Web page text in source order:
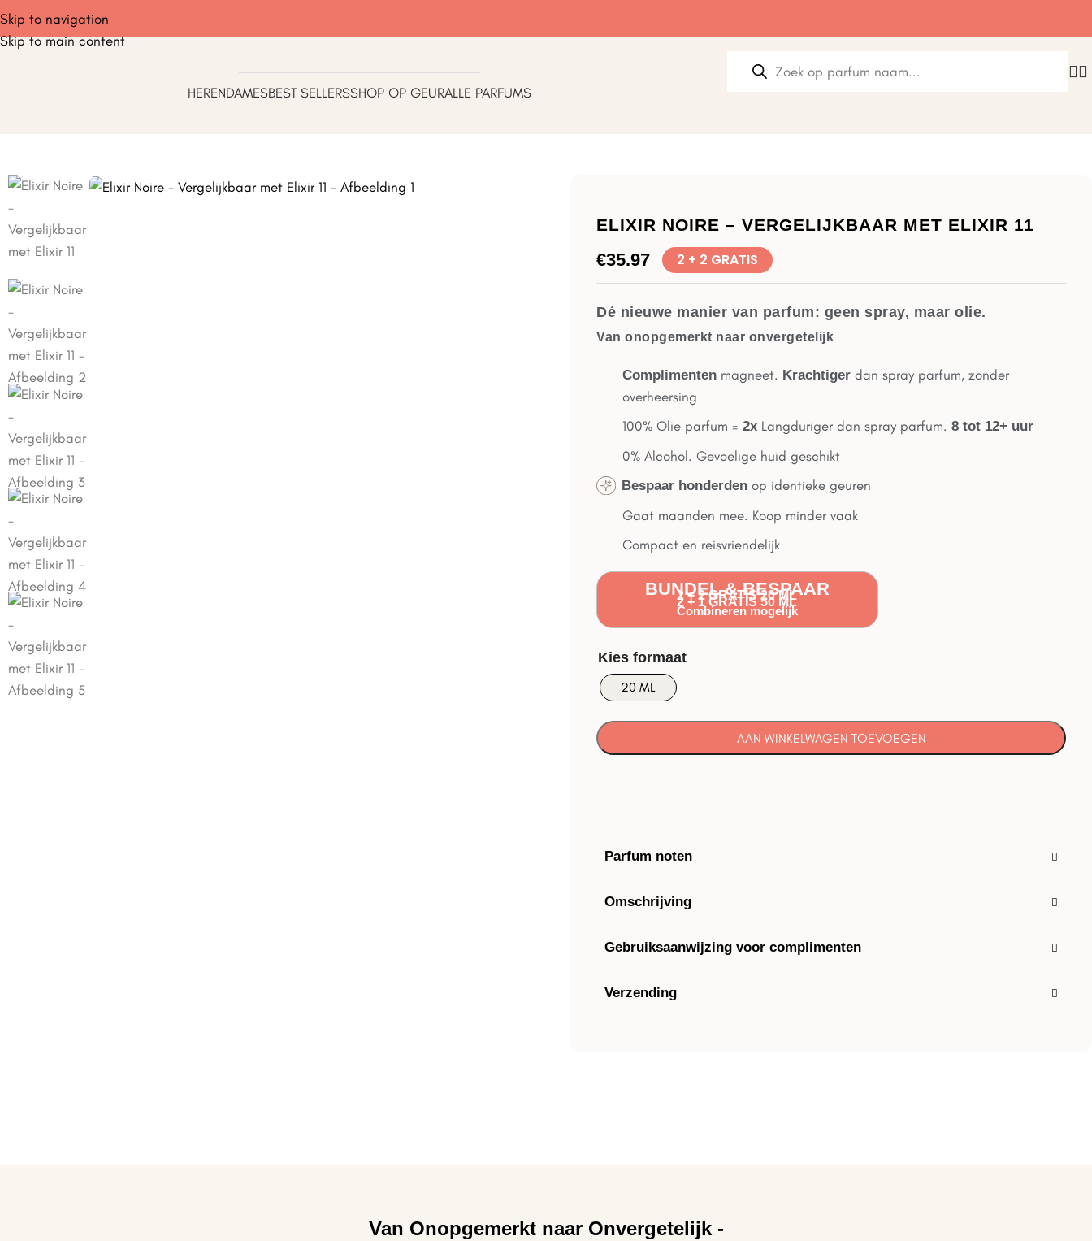
Skip to navigation
Skip to main content
HERENDAMESBEST SELLERSSHOP OP GEURALLE PARFUMS
ELIXIR NOIRE – VERGELIJKBAAR MET ELIXIR 11
€35.97 2 + 2 GRATIS
Dé nieuwe manier van parfum: geen spray, maar olie.
Van onopgemerkt naar onvergetelijk
Complimenten magneet. Krachtiger dan spray parfum, zonder
overheersing
100% Olie parfum = 2x Langduriger dan spray parfum. 8 tot 12+ uur
0% Alcohol. Gevoelige huid geschikt
Bespaar honderden op identieke geuren
Gaat maanden mee. Koop minder vaak
Compact en reisvriendelijk
BUNDEL & BESPAAR
2 + 2 GRATIS 20 ML
2 + 1 GRATIS 50 ML
Combineren mogelijk
20 ML
AAN WINKELWAGEN TOEVOEGEN
Parfum noten
Omschrijving
Gebruiksaanwijzing voor complimenten
Verzending
Van Onopgemerkt naar Onvergetelijk -